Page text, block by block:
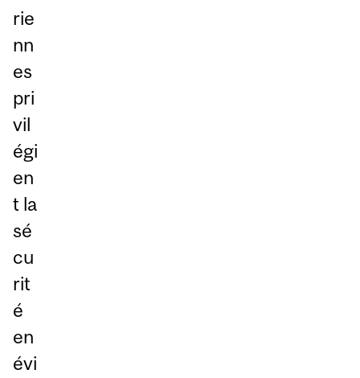
rie
nn
es
pri
vil
égi
en
t la
sé
cu
rit
é
en
évi